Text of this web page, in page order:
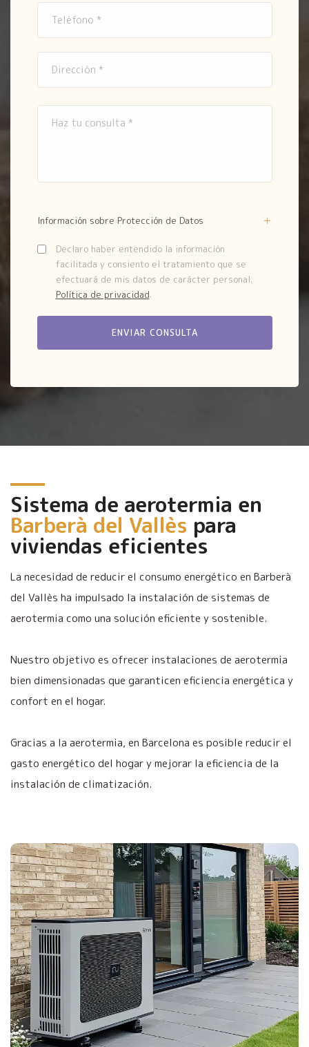
Información sobre Protección de Datos
Declaro haber entendido la información
facilitada y consiento el tratamiento que se
efectuará de mis datos de carácter personal.
Política de privacidad.
Sistema de aerotermia en
Barberà del Vallès para
viviendas eficientes
La necesidad de reducir el consumo energético en Barberà
del Vallès ha impulsado la instalación de sistemas de
aerotermia como una solución eficiente y sostenible.
Nuestro objetivo es ofrecer instalaciones de aerotermia
bien dimensionadas que garanticen eficiencia energética y
confort en el hogar.
Gracias a la aerotermia, en Barcelona es posible reducir el
gasto energético del hogar y mejorar la eficiencia de la
instalación de climatización.